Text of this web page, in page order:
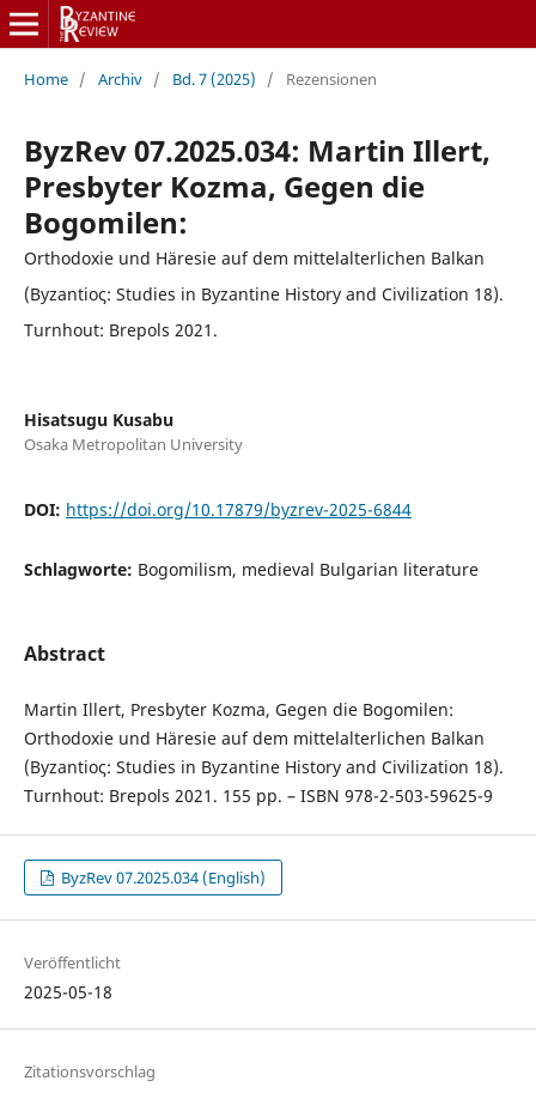
Home / Archiv / Bd. 7 (2025) / Rezensionen
ByzRev 07.2025.034: Martin Illert,
Presbyter Kozma, Gegen die
Bogomilen:
Orthodoxie und Häresie auf dem mittelalterlichen Balkan
(Βyzantioς: Studies in Byzantine History and Civilization 18).
Turnhout: Brepols 2021.
Hisatsugu Kusabu
Osaka Metropolitan University
DOI: https://doi.org/10.17879/byzrev-2025-6844
Schlagworte: Bogomilism, medieval Bulgarian literature
Abstract
Martin Illert, Presbyter Kozma, Gegen die Bogomilen:
Orthodoxie und Häresie auf dem mittelalterlichen Balkan
(Βyzantioς: Studies in Byzantine History and Civilization 18).
Turnhout: Brepols 2021. 155 pp. – ISBN 978-2-503-59625-9
ByzRev 07.2025.034 (English)
Veröffentlicht
2025-05-18
Zitationsvorschlag